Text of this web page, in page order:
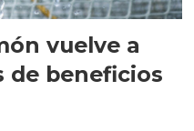
vuelve a
de beneficios